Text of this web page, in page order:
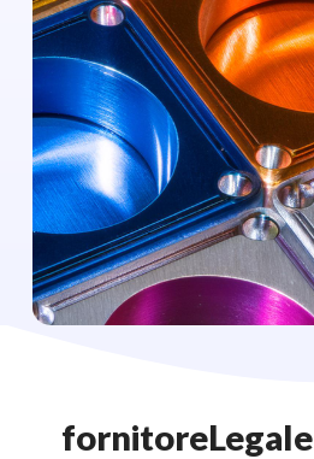
fornitoreLegale